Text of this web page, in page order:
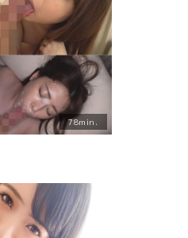
78min.